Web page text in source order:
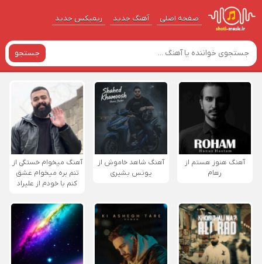
صفحه اصلی آهنگ‌ جدید ریمیکس جدید
جستجو
آهنگ هنوز هستم از
رهام
آهنگ شاهد خاموش از
یونس بشیری
آهنگ میخوام خستگی از
تنم بره میخوام عشق
کنم با خودم از علیراد